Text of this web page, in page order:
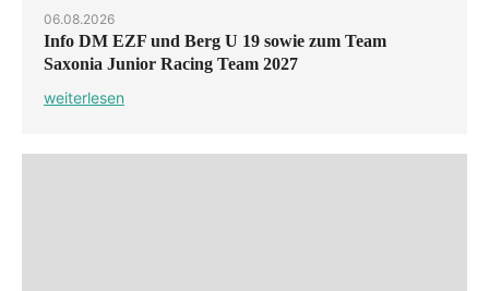
06.08.2026
Info DM EZF und Berg U 19 sowie zum Team
Saxonia Junior Racing Team 2027
weiterlesen